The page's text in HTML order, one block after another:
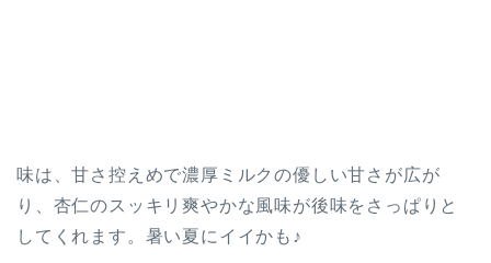
味は、甘さ控えめで濃厚ミルクの優しい甘さが広が
り、杏仁のスッキリ爽やかな風味が後味をさっぱりと
してくれます。暑い夏にイイかも♪